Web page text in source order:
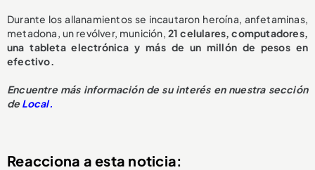
Durante los allanamientos se incautaron heroína, anfetaminas,
metadona, un revólver, munición, 21 celulares, computadores,
una tableta electrónica y más de un millón de pesos en
efectivo.
Encuentre más información de su interés en nuestra sección
deLocal.
Reacciona a esta noticia: